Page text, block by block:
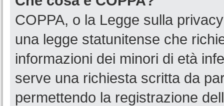
COPPA, o la Legge sulla
una legge statunitense che
informazioni dei minori di età
serve una richiesta scritta da
permettendo la registrazione